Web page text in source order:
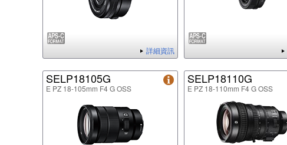
詳細資訊
SELP18105G
E PZ 18-105mm F4 G OSS
SELP18110G
E PZ 18-110mm F4 G OSS